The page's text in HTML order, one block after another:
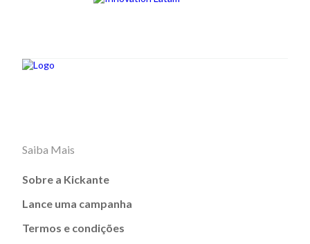
Saiba Mais
Sobre a Kickante
Lance uma campanha
Termos e condições